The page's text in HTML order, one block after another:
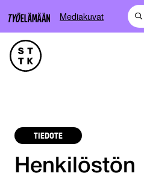
Mediakuvat
TIEDOTE
Henkilöstön